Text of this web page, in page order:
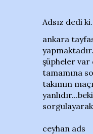
Adsız dedi
ankara
şüpheler var
tamamına
takımın
ceyhan ads